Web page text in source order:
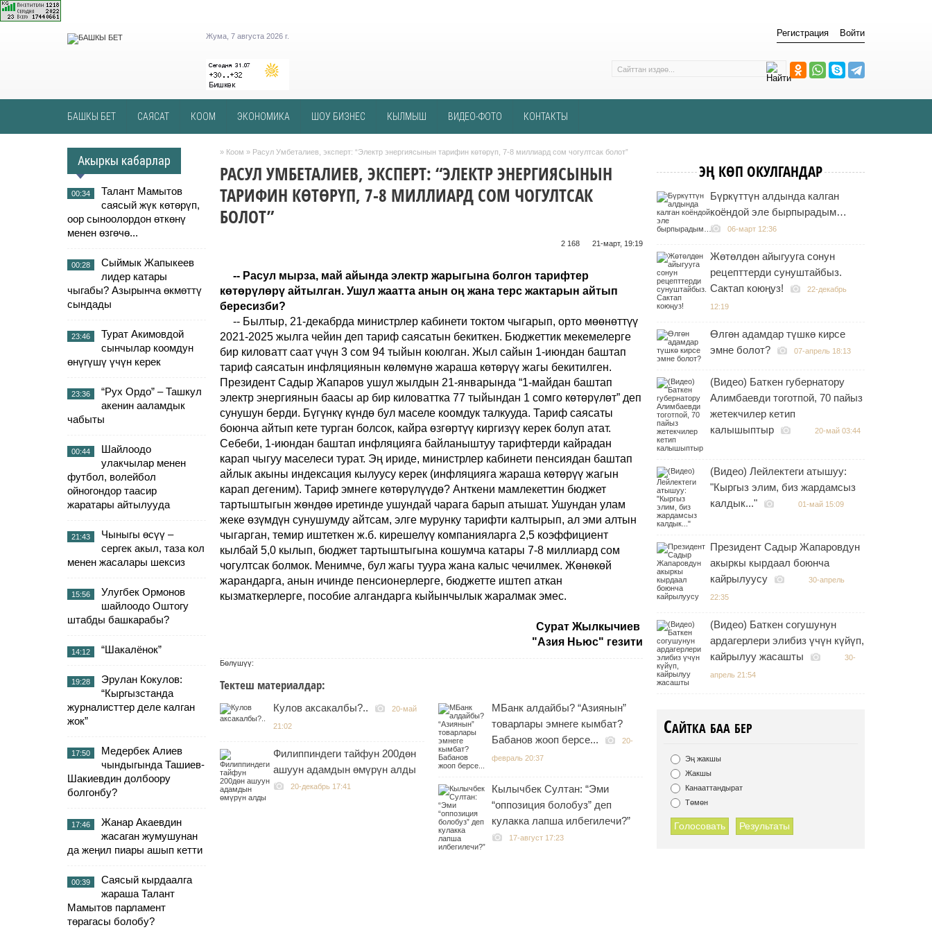
Жума, 7 августа 2026 г. Регистрация Войти
БАШКЫ БЕТ САЯСАТ КООМ ЭКОНОМИКА ШОУ БИЗНЕС КЫЛМЫШ ВИДЕО-ФОТО КОНТАКТЫ
Акыркы кабарлар
00:34
Талант Мамытов
саясый жүк көтөрүп,
оор сыноолордон өткөнү
менен өзгөчө...
00:28
Сыймык Жапыкеев
лидер катары
чыгабы? Азырынча өкмөттү
сындады
23:46
Турат Акимовдой
сынчылар коомдун
өнүгүшү үчүн керек
23:36
“Рух Ордо” – Ташкул
акенин ааламдык
чабыты
00:44
Шайлоодо
улакчылар менен
футбол, волейбол
ойногондор таасир
жаратары айтылууда
21:43
Чыныгы өсүү –
сергек акыл, таза кол
менен жасалары шексиз
15:56
Улугбек Ормонов
шайлоодо Оштогу
штабды башкарабы?
14:12 “Шакалёнок”
19:28
Эрулан Кокулов:
“Кыргызстанда
журналисттер деле калган
жок”
17:50
Медербек Алиев
чындыгында Ташиев-
Шакиевдин долбоору
болгонбу?
17:46
Жанар Акаевдин
жасаган жумушунан
да жеңил пиары ашып кетти
00:39
Саясый кырдаалга
жараша Талант
Мамытов парламент
төрагасы болобу?
» Коом » Расул Умбеталиев, эксперт: “Электр энергиясынын тарифин көтөрүп, 7-8 миллиард сом чогултсак болот”
РАСУЛ УМБЕТАЛИЕВ, ЭКСПЕРТ: “ЭЛЕКТР ЭНЕРГИЯСЫНЫН
ТАРИФИН КӨТӨРҮП, 7-8 МИЛЛИАРД СОМ ЧОГУЛТСАК
БОЛОТ”
21-март, 19:19
2 168 ᠌ ᠌ ᠌ ᠌᠌ ᠌ ᠌᠌
-- Расул мырза, май айында электр жарыгына болгон тарифтер
көтөрүлөрү айтылган. Ушул жаатта анын оң жана терс жактарын айтып
бересизби?
-- Былтыр, 21-декабрда министрлер кабинети токтом чыгарып, орто мөөнөттүү
2021-2025 жылга чейин деп тариф саясатын бекиткен. Бюджеттик мекемелерге
бир киловатт саат үчүн 3 сом 94 тыйын коюлган. Жыл сайын 1-июндан баштап
тариф саясатын инфляциянын көлөмүнө жараша көтөрүү жагы бекитилген.
Президент Садыр Жапаров ушул жылдын 21-январында “1-майдан баштап
электр энергиянын баасы ар бир киловаттка 77 тыйындан 1 сомго көтөрүлөт” деп
сунушун берди. Бүгүнкү күндө бул маселе коомдук талкууда. Тариф саясаты
боюнча айтып кете турган болсок, кайра өзгөртүү киргизүү керек болуп атат.
Себеби, 1-июндан баштап инфляцияга байланыштуу тарифтерди кайрадан
карап чыгуу маселеси турат. Эң ириде, министрлер кабинети пенсиядан баштап
айлык акыны индексация кылуусу керек (инфляцияга жараша көтөрүү жагын
карап дегеним). Тариф эмнеге көтөрүлүүдө? Анткени мамлекеттин бюджет
тартыштыгын жөндөө иретинде ушундай чарага барып атышат. Ушундан улам
жеке өзүмдүн сунушумду айтсам, элге мурунку тарифти калтырып, ал эми алтын
чыгарган, темир иштеткен ж.б. кирешелүү компанияларга 2,5 коэффициент
кылбай 5,0 кылып, бюджет тартыштыгына кошумча катары 7-8 миллиард сом
чогултсак болмок. Менимче, бул жагы туура жана калыс чечилмек. Жөнөкөй
жарандарга, анын ичинде пенсионерлерге, бюджетте иштеп аткан
кызматкерлерге, пособие алгандарга кыйынчылык жаралмак эмес.
Сурат Жылкычиев
"Азия Ньюс" гезити
Бөлүшүү:
Тектеш материалдар:
Кулов аксакалбы?.. 20-май
21:02
Филиппиндеги тайфун 200дөн
ашуун адамдын өмүрүн алды
20-декабрь 17:41
МБанк алдайбы? “Азиянын”
товарлары эмнеге кымбат?
Бабанов жооп берсе...
20-
февраль 20:37
Кылычбек Султан: “Эми
“оппозиция болобуз” деп
кулакка лапша илбегилечи?”
17-август 17:23
ЭҢ КӨП ОКУЛГАНДАР
Бүркүттүн алдында калган
коёндой эле бырпырадым…
06-март 12:36
Жөтөлдөн айыгууга сонун
рецепттерди сунуштайбыз.
Сактап коюңуз!
22-декабрь
12:19
Өлгөн адамдар түшкө кирсе
эмне болот?
07-апрель 18:13
(Видео) Баткен губернатору
Алимбаевди тоготпой, 70 пайыз
жетекчилер кетип
калышыптыр
20-май 03:44
(Видео) Лейлектеги атышуу:
"Кыргыз элим, биз жардамсыз
калдык..."
01-май 15:09
Президент Садыр Жапаровдун
акыркы кырдаал боюнча
кайрылуусу
30-апрель
22:35
(Видео) Баткен согушунун
ардагерлери элибиз үчүн күйүп,
кайрылуу жасашты
30-
апрель 21:54
Сайтка баа бер
Эң жакшы
Жакшы
Канааттандырат
Төмөн
Голосовать Результаты